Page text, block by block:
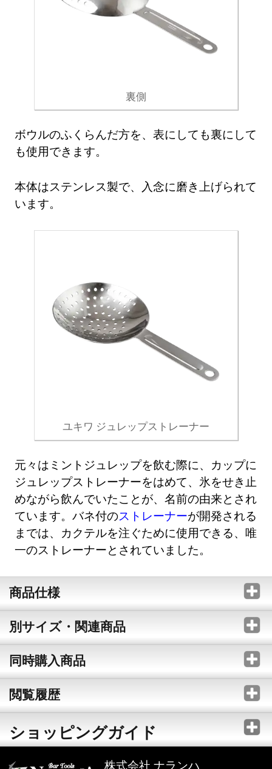
裏側
ボウルのふくらんだ方を、表にしても裏にして
も使用できます。
本体はステンレス製で、入念に磨き上げられて
います。
ユキワ ジュレップストレーナー
元々はミントジュレップを飲む際に、カップに
ジュレップストレーナーをはめて、氷をせき止
めながら飲んでいたことが、名前の由来とされ
ています。バネ付のストレーナーが開発される
までは、カクテルを注ぐために使用できる、唯
一のストレーナーとされていました。
商品仕様
別サイズ・関連商品
同時購入商品
閲覧履歴
ショッピングガイド
株式会社 ナランハ